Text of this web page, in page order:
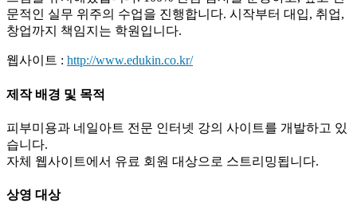
문적인 실무 위주의 수업을 진행합니다. 시작부터 대입, 취업,
창업까지 책임지는 학원입니다.
웹사이트 : http://www.edukin.co.kr/
제작 배경 및 목적
피부미용과 네일아트 전문 인터넷 강의 사이트를 개발하고 있
습니다.
자체 웹사이트에서 유료 회원 대상으로 스트리밍됩니다.
상영 대상